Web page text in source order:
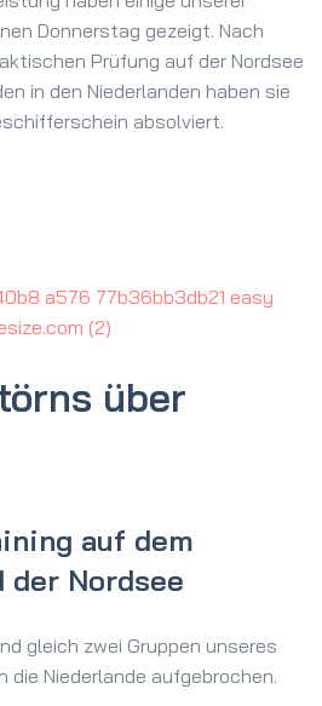
Donnerstag gezeigt. Nach
Prüfung auf der Nordsee
in den Niederlanden haben sie
absolviert.
über
auf dem
der Nordsee
gleich zwei Gruppen unseres
die Niederlande aufgebrochen.